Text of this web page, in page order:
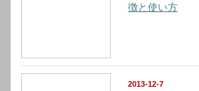
徴と使い方
2013-12-7